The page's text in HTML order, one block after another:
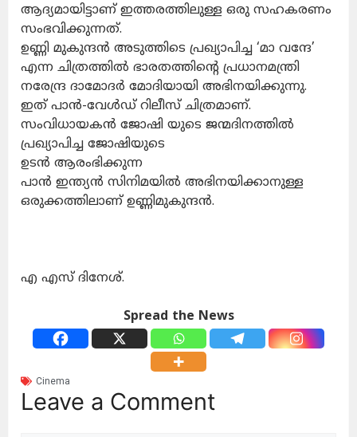
ആദ്യമായിട്ടാണ് ഇത്തരത്തിലുള്ള ഒരു സഹകരണം
സംഭവിക്കുന്നത്.
ഉണ്ണി മുകുന്ദൻ അടുത്തിടെ പ്രഖ്യാപിച്ച ‘മാ വന്ദേ’
എന്ന ചിത്രത്തിൽ ഭാരതത്തിന്റെ പ്രധാനമന്ത്രി
നരേന്ദ്ര ദാമോദർ മോദിയായി അഭിനയിക്കുന്നു.
ഇത് പാൻ-വേൾഡ് റിലീസ് ചിത്രമാണ്.
സംവിധായകൻ ജോഷി യുടെ ജന്മദിനത്തിൽ
പ്രഖ്യാപിച്ച ജോഷിയുടെ
ഉടൻ ആരംഭിക്കുന്ന
പാൻ ഇന്ത്യൻ സിനിമയിൽ അഭിനയിക്കാനുള്ള
ഒരുക്കത്തിലാണ് ഉണ്ണിമുകുന്ദൻ.
എ എസ് ദിനേശ്.
Spread the News
Cinema
Leave a Comment